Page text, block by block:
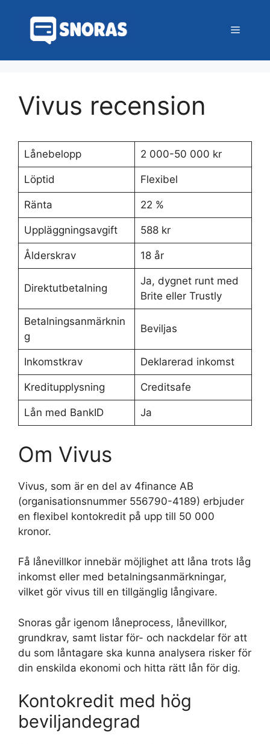
innehåll
Meny
Vivus recension
Lånebelopp 2 000-50 000 kr
Löptid Flexibel
Ränta 22 %
Uppläggningsavgift 588 kr
Ålderskrav 18 år
Direktutbetalning
Ja, dygnet runt med
Brite eller Trustly
Betalningsanmärknin
g
Beviljas
Inkomstkrav Deklarerad inkomst
Kreditupplysning Creditsafe
Lån med BankID Ja
Om Vivus
Vivus, som är en del av 4finance AB
(organisationsnummer 556790-4189) erbjuder
en flexibel kontokredit på upp till 50 000
kronor.
Få lånevillkor innebär möjlighet att låna trots låg
inkomst eller med betalningsanmärkningar,
vilket gör vivus till en tillgänglig långivare.
Snoras går igenom låneprocess, lånevillkor,
grundkrav, samt listar för- och nackdelar för att
du som låntagare ska kunna analysera risker för
din enskilda ekonomi och hitta rätt lån för dig.
Kontokredit med hög
beviljandegrad